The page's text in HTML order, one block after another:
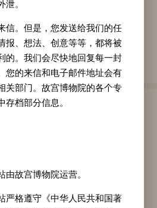
代
cm
横
47.2cm
笔墨干湿并用，墨色变化丰
用的飞白之笔，羽毛的层次
泄。
信。但是，您发送给我们的任
报、想法、创意等等，都将被
的。我们会尽快地回复每一封
您的来信和电子邮件地址会有
关部门。故宫博物院的各个专
存档部分信息。
由故宫博物院运营。
严格遵守《中华人民共和国著